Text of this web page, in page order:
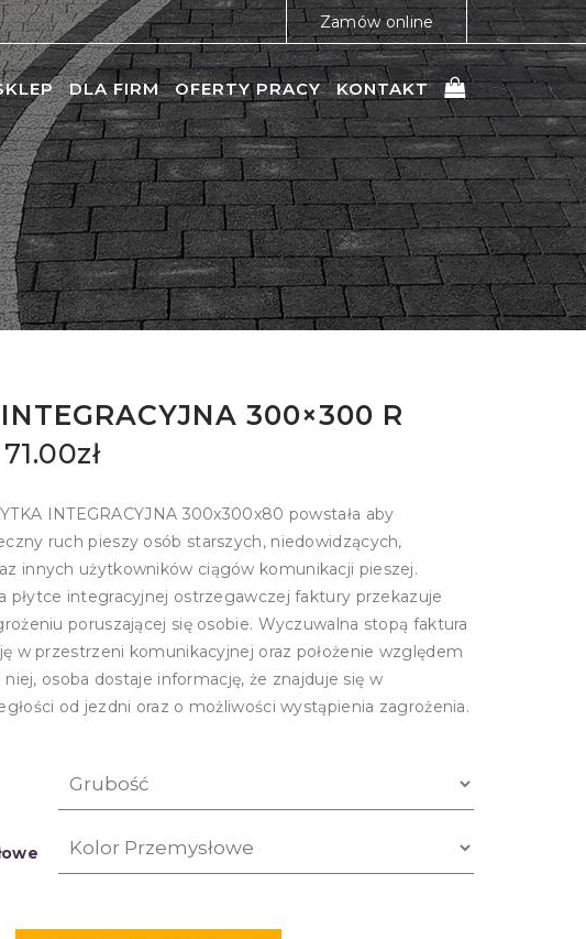
Zamów online
DLA FIRM OFERTY PRACY KONTAKT
300×300 R
71.00zł
INTEGRACYJNA 300x300x80 powstała aby
ruch pieszy osób starszych, niedowidzących,
innych użytkowników ciągów komunikacji pieszej.
płytce integracyjnej ostrzegawczej faktury przekazuje
poruszającej się osobie. Wyczuwalna stopą faktura
w przestrzeni komunikacyjnej oraz położenie względem
niej, osoba dostaje informację, że znajduje się w
od jezdni oraz o możliwości wystąpienia zagrożenia.